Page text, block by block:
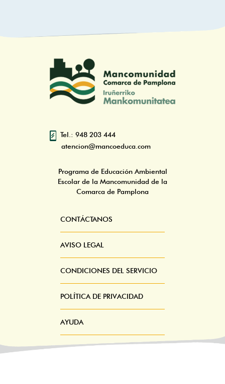
Tel.: 948 203 444
atencion@mancoeduca.com
Programa de Educación Ambiental
Escolar de la Mancomunidad de la
Comarca de Pamplona
Pie
Menú
CONTÁCTANOS
AVISO LEGAL
CONDICIONES DEL SERVICIO
POLÍTICA DE PRIVACIDAD
AYUDA